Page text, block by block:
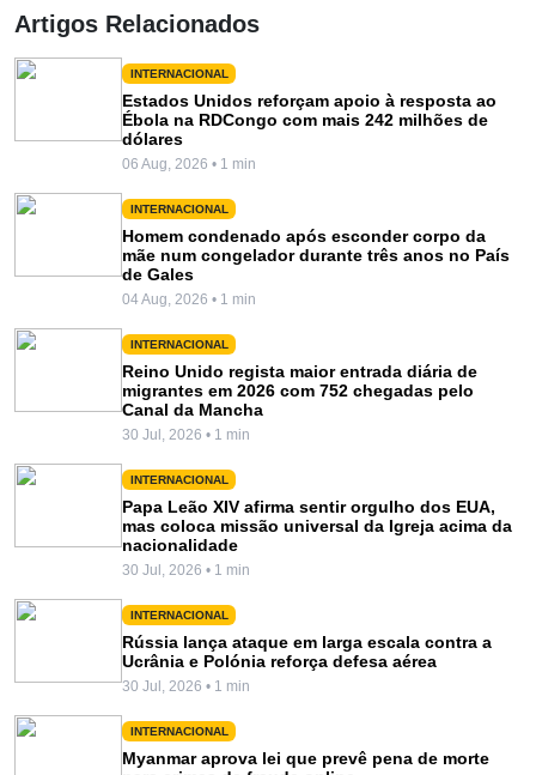
Artigos Relacionados
INTERNACIONAL
Estados Unidos reforçam apoio à resposta ao
Ébola na RDCongo com mais 242 milhões de
dólares
06 Aug, 2026 • 1 min
INTERNACIONAL
Homem condenado após esconder corpo da
mãe num congelador durante três anos no País
de Gales
04 Aug, 2026 • 1 min
INTERNACIONAL
Reino Unido regista maior entrada diária de
migrantes em 2026 com 752 chegadas pelo
Canal da Mancha
30 Jul, 2026 • 1 min
INTERNACIONAL
Papa Leão XIV afirma sentir orgulho dos EUA,
mas coloca missão universal da Igreja acima da
nacionalidade
30 Jul, 2026 • 1 min
INTERNACIONAL
Rússia lança ataque em larga escala contra a
Ucrânia e Polónia reforça defesa aérea
30 Jul, 2026 • 1 min
INTERNACIONAL
Myanmar aprova lei que prevê pena de morte